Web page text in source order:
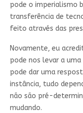
pode o imperialismo
transferência de
feito através das
Novamente, eu
pode nos levar a uma
pode dar uma
instância, tudo
não são pré-
mudando.